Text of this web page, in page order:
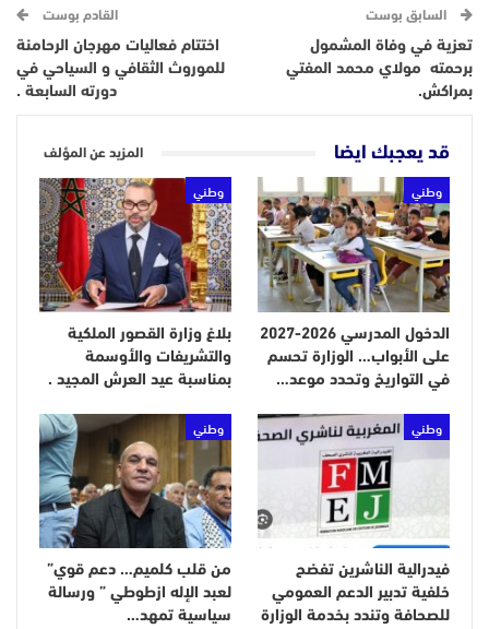
السابق بوست
تعزية في وفاة المشمول
برحمته مولاي محمد المفتي
بمراكش.
القادم بوست
اختتام فعاليات مهرجان الرحامنة
للموروث الثقافي و السياحي في
دورته السابعة .
قد يعجبك ايضا المزيد عن المؤلف
وطني
الدخول المدرسي 2026-2027
على الأبواب… الوزارة تحسم
في التواريخ وتحدد موعد…
وطني
بلاغ وزارة القصور الملكية
والتشريفات والأوسمة
بمناسبة عيد العرش المجيد .
وطني
فيدرالية الناشرين تفضح
خلفية تدبير الدعم العمومي
للصحافة وتندد بخدمة الوزارة
وطني
من قلب كلميم… دعم قوي”
لعبد الإله ازطوطي ” ورسالة
سياسية تمهد…